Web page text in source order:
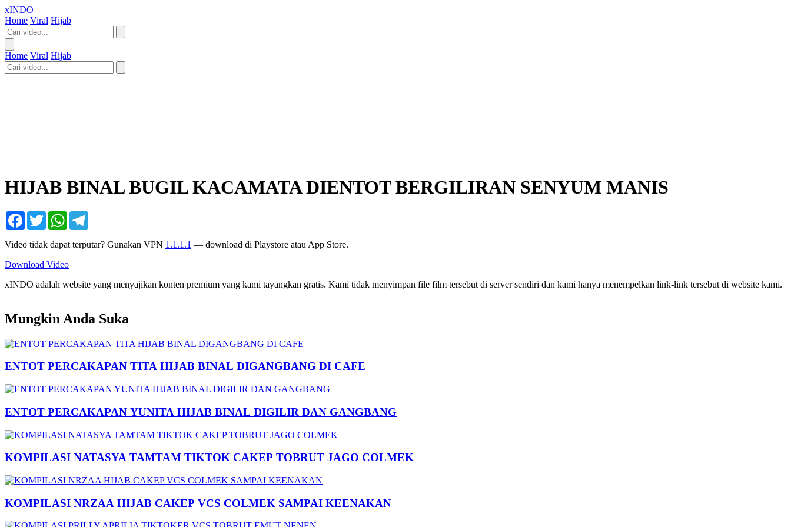
xINDO
Home Viral Hijab
Home Viral Hijab
HIJAB BINAL BUGIL KACAMATA DIENTOT BERGILIRAN SENYUM MANIS
Facebook
TwitterWhatsApp
Video tidak dapat terputar? Gunakan VPN 1.1.1.1 — download di Playstore atau App Store.
Download Video
xINDO adalah website yang menyajikan konten premium yang kami tayangkan gratis. Kami tidak menyimpan file film tersebut di server sendiri dan kami hanya menempelkan link-link tersebut di website kami.
Mungkin Anda Suka
ENTOT PERCAKAPAN TITA HIJAB BINAL DIGANGBANG DI CAFE
ENTOT PERCAKAPAN YUNITA HIJAB BINAL DIGILIR DAN GANGBANG
KOMPILASI NATASYA TAMTAM TIKTOK CAKEP TOBRUT JAGO COLMEK
KOMPILASI NRZAA HIJAB CAKEP VCS COLMEK SAMPAI KEENAKAN